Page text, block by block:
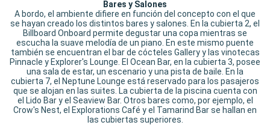
Bares y Salones
A bordo, el ambiente difiere en función del concepto con el que
se hayan creado los distintos bares y salones. En la cubierta 2, el
Billboard Onboard permite degustar una copa mientras se
escucha la suave melodía de un piano. En este mismo puente
también se encuentran el bar de cócteles Gallery y las vinotecas
Pinnacle y Explorer's Lounge. El Ocean Bar, en la cubierta 3, posee
una sala de estar, un escenario y una pista de baile. En la
cubierta 7, el Neptune Lounge está reservado para los pasajeros
que se alojan en las suites. La cubierta de la piscina cuenta con
el Lido Bar y el Seaview Bar. Otros bares como, por ejemplo, el
Crow's Nest, el Explorations Café y el Tamarind Bar se hallan en
las cubiertas superiores.